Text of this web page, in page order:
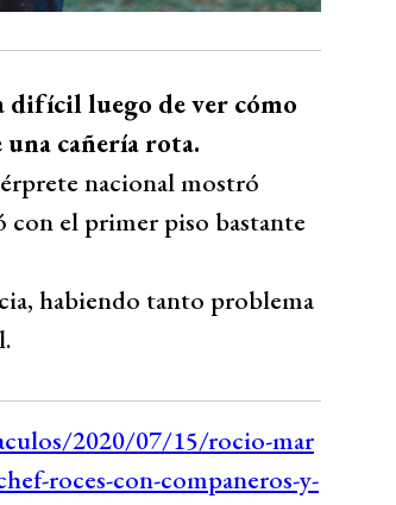
difícil luego de ver cómo
una cañería rota.
nacional mostró
con el primer piso bastante
habiendo tanto problema